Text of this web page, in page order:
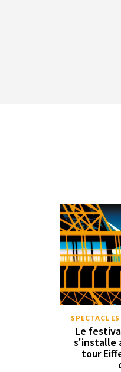
Le
s'installe
tour